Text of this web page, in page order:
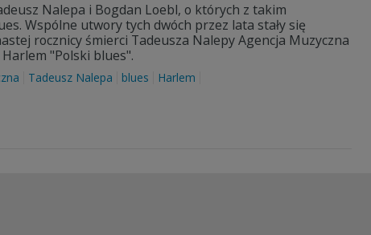
Nalepa i Bogdan Loebl, o których z takim
Wspólne utwory tych dwóch przez lata stały się
rocznicy śmierci Tadeusza Nalepy Agencja Muzyczna
"Polski blues".
Tadeusz Nalepa blues Harlem